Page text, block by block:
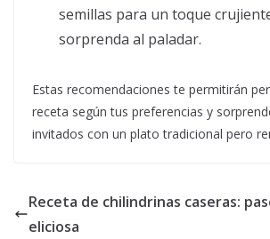
semillas para un toque
sorprenda al paladar.
Estas recomendaciones te permitirán
receta según tus preferencias y
invitados con un plato tradicional pero
Receta de chilindrinas caseras:
eliciosa